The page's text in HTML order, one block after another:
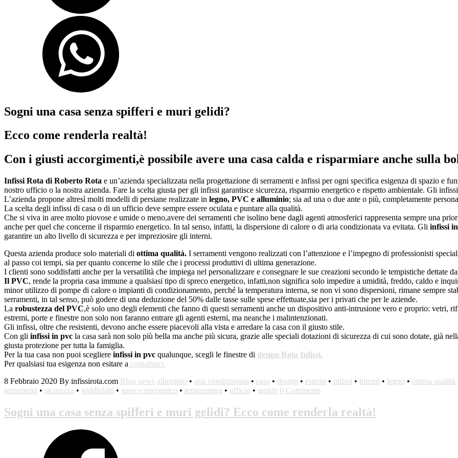
Sogni una casa senza spifferi e muri gelidi?
Ecco come renderla realtà!
Con i giusti accorgimenti,è possibile avere una casa calda e risparmiare anche sulla
Infissi Rota di Roberto Rota e un’azienda specializzata nella progettazione di serramenti e infissi per ogni specifica esigenza di spazio e
nostro ufficio o la nostra azienda. Fare la scelta giusta per gli infissi garantisce sicurezza, risparmio energetico e rispetto ambientale. Gli
L’azienda propone altresì molti modelli di persiane realizzate in legno, PVC e alluminio; sia ad una o due ante o più, completamente
La scelta degli infissi di casa o di un ufficio deve sempre essere oculata e puntare alla qualità.
Che si viva in aree molto piovose e umide o meno,avere dei serramenti che isolino bene dagli agenti atmosferici rappresenta sempre una
anche per quel che concerne il risparmio energetico. In tal senso, infatti, la dispersione di calore o di aria condizionata va evitata. Gli infissi
garantire un alto livello di sicurezza e per impreziosire gli interni.
Questa azienda produce solo materiali di ottima qualità. I serramenti vengono realizzati con l’attenzione e l’impegno di professionisti
al passo coi tempi, sia per quanto concerne lo stile che i processi produttivi di ultima generazione.
I clienti sono soddisfatti anche per la versatilità che impiega nel personalizzare e consegnare le sue creazioni secondo le tempistiche dettate
Il PVC, rende la propria casa immune a qualsiasi tipo di spreco energetico, infatti,non significa solo impedire a umidità, freddo, caldo e
minor utilizzo di pompe di calore o impianti di condizionamento, perché la temperatura interna, se non vi sono dispersioni, rimane sempre
serramenti, in tal senso, può godere di una deduzione del 50% dalle tasse sulle spese effettuate,sia per i privati che per le aziende.
La robustezza del PVC,è solo uno degli elementi che fanno di questi serramenti anche un dispositivo anti-intrusione vero e proprio: vetri,
estremi, porte e finestre non solo non faranno entrare gli agenti esterni, ma neanche i malintenzionati.
Gli infissi, oltre che resistenti, devono anche essere piacevoli alla vista e arredare la casa con il giusto stile.
Con gli infissi in pvc la casa sarà non solo più bella ma anche più sicura, grazie alle speciali dotazioni di sicurezza di cui sono dotate, già
giusta protezione per tutta la famiglia.
Per la tua casa non puoi scegliere infissi in pvc qualunque, scegli le finestre di design Rota Infissi.
Per qualsiasi tua esigenza non esitare a contattarci.
8 Febbraio 2020 By infissirota.com Blog news alluminio • aria condizionata • casa • design • esterni • infissi • interni • legno • ottima qualità
serramenti • sicurezza • soddisfatti • spreco energetico • temperatura • ufficio • umide 0 Comments
Sogni una casa senza spifferi e muri gelidi? Ecco come renderla realtà!